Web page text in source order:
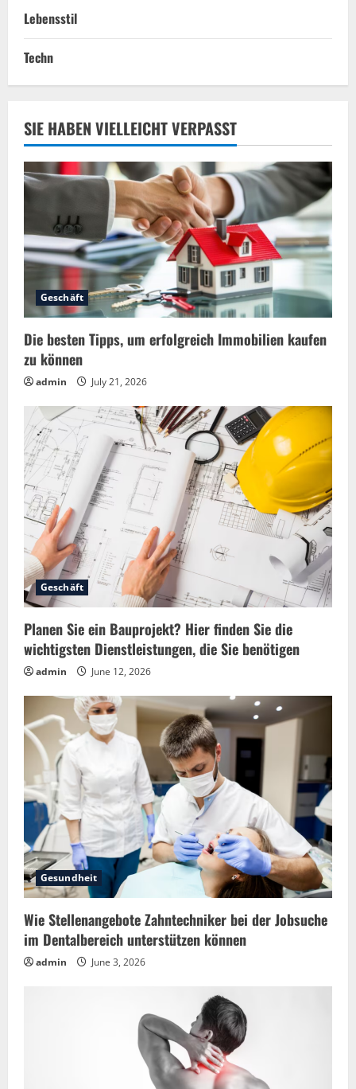
Lebensstil
Techn
SIE HABEN VIELLEICHT VERPASST
Geschäft
Die besten Tipps, um erfolgreich Immobilien kaufen
zu können
admin July 21, 2026
Geschäft
Planen Sie ein Bauprojekt? Hier finden Sie die
wichtigsten Dienstleistungen, die Sie benötigen
admin June 12, 2026
Gesundheit
Wie Stellenangebote Zahntechniker bei der Jobsuche
im Dentalbereich unterstützen können
admin June 3, 2026